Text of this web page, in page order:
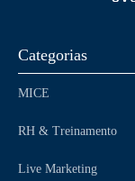
Categorias
MICE
RH & Treinamento
Live Marketing